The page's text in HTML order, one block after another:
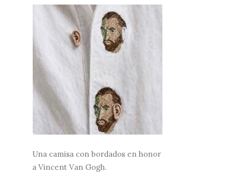
Una camisa con bordados en honor
a Vincent Van Gogh.